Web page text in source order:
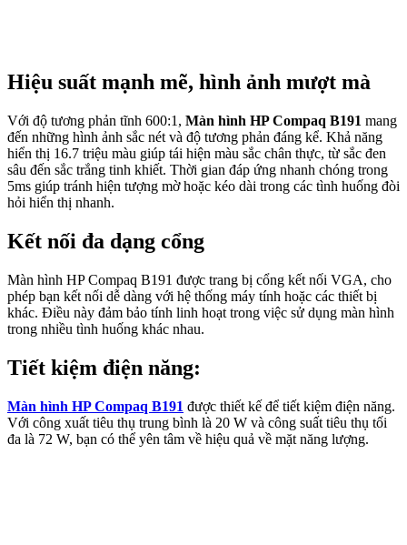
Hiệu suất mạnh mẽ, hình ảnh mượt mà
Với độ tương phản tĩnh 600:1, Màn hình HP Compaq B191 mang
đến những hình ảnh sắc nét và độ tương phản đáng kể. Khả năng
hiển thị 16.7 triệu màu giúp tái hiện màu sắc chân thực, từ sắc đen
sâu đến sắc trắng tinh khiết. Thời gian đáp ứng nhanh chóng trong
5ms giúp tránh hiện tượng mờ hoặc kéo dài trong các tình huống đòi
hỏi hiển thị nhanh.
Kết nối đa dạng cổng
Màn hình HP Compaq B191 được trang bị cổng kết nối VGA, cho
phép bạn kết nối dễ dàng với hệ thống máy tính hoặc các thiết bị
khác. Điều này đảm bảo tính linh hoạt trong việc sử dụng màn hình
trong nhiều tình huống khác nhau.
Tiết kiệm điện năng:
Màn hình HP Compaq B191 được thiết kế để tiết kiệm điện năng.
Với công xuất tiêu thụ trung bình là 20 W và công suất tiêu thụ tối
đa là 72 W, bạn có thể yên tâm về hiệu quả về mặt năng lượng.